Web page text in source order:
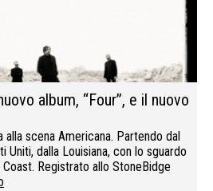
album, “Four”, e il nuovo
alla scena Americana. Partendo dal
Uniti, dalla Louisiana, con lo sguardo
Registrato allo StoneBidge